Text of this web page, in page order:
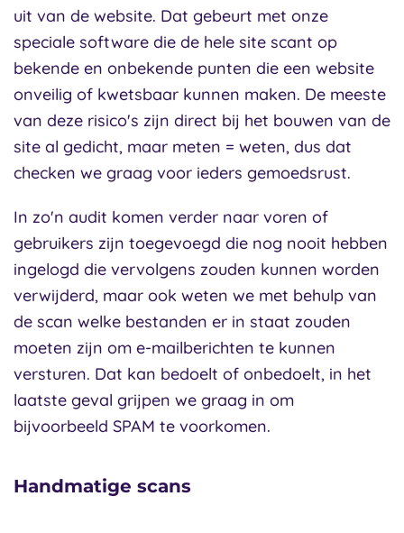
uit van de website. Dat gebeurt met onze
speciale software die de hele site scant op
bekende en onbekende punten die een website
onveilig of kwetsbaar kunnen maken. De meeste
van deze risico's zijn direct bij het bouwen van de
site al gedicht, maar meten = weten, dus dat
checken we graag voor ieders gemoedsrust.
In zo'n audit komen verder naar voren of
gebruikers zijn toegevoegd die nog nooit hebben
ingelogd die vervolgens zouden kunnen worden
verwijderd, maar ook weten we met behulp van
de scan welke bestanden er in staat zouden
moeten zijn om e-mailberichten te kunnen
versturen. Dat kan bedoelt of onbedoelt, in het
laatste geval grijpen we graag in om
bijvoorbeeld SPAM te voorkomen.
Handmatige scans